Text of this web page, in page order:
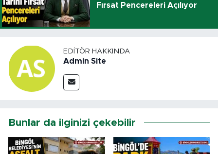
Fırsat Pencereleri Açılıyor
EDITÖR HAKKINDA
Admin Site
Bunlar da ilginizi çekebilir